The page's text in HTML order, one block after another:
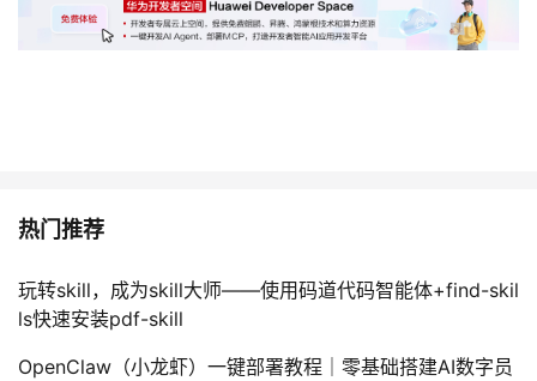
热门推荐
玩转skill，成为skill大师——使用码道代码智能体+find-skil
ls快速安装pdf-skill
OpenClaw（小龙虾）一键部署教程｜零基础搭建AI数字员